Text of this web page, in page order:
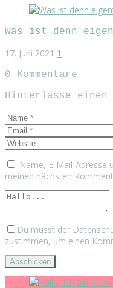
Was ist denn
17. Juni 2021 1
0
Kommentare
Hinterlasse einen
Name, E-Mail-Adresse
meinen nächsten
Du musst der
zustimmen, um einen